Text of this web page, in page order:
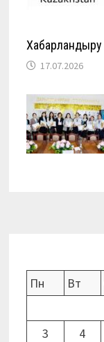
Хабарландыру
17.07.2026
Пн
Вт
3
4